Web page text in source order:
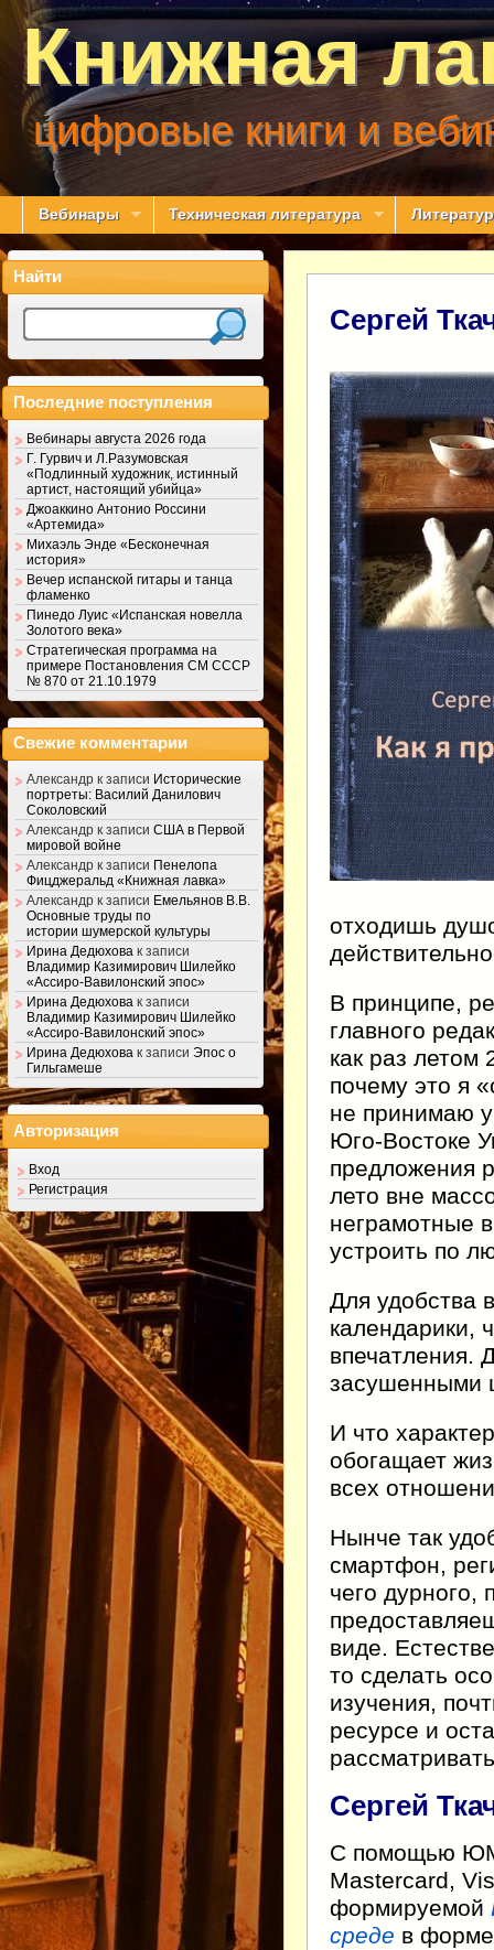
Книжная
цифровые книги и
Вебинары Техническая литература
Сергей
отходишь
В принципе,
главного
как раз летом
почему это я
не принимаю
Юго-Востоке
предложения
лето вне
неграмотные
устроить по
Для удобства
календарики,
впечатления.
засушенными
И что
обогащает
всех
Нынче так
смартфон,
чего дурного,
виде.
то сделать
изучения,
ресурсе и
Сергей
С помощью
Mastercard,
формируемой
среде в
Найти
Последние поступления
Вебинары августа 2026 года
Г. Гурвич и Л.Разумовская
«Подлинный художник, истинный
артист, настоящий убийца»
Джоаккино Антонио Россини
«Артемида»
Михаэль Энде «Бесконечная
история»
Вечер испанской гитары и танца
фламенко
Пинедо Луис «Испанская новелла
Золотого века»
Стратегическая программа на
примере Постановления СМ СССР
№ 870 от 21.10.1979
Свежие комментарии
Александр к записи Исторические
портреты: Василий Данилович
Соколовский
Александр к записи США в Первой
мировой войне
Александр к записи Пенелопа
Фицджеральд «Книжная лавка»
Александр к записи Емельянов В.В.
Основные труды по
истории шумерской культуры
Ирина Дедюхова к записи
Владимир Казимирович Шилейко
«Ассиро-Вавилонский эпос»
Ирина Дедюхова к записи
Владимир Казимирович Шилейко
«Ассиро-Вавилонский эпос»
Ирина Дедюхова к записи Эпос о
Гильгамеше
Авторизация
Вход
Регистрация